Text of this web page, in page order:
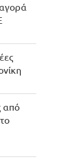
από